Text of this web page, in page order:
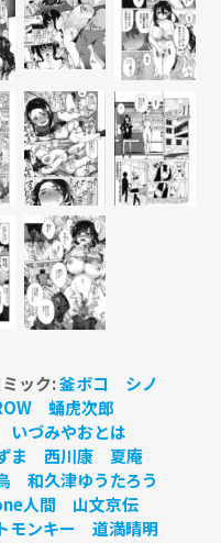
ック:釜ボコ
シノ
蛹虎次郎
いづみやおとは
ま 西川康
夏庵
和久津ゆうたろう
人間
山文京伝
モンキー
道満晴明